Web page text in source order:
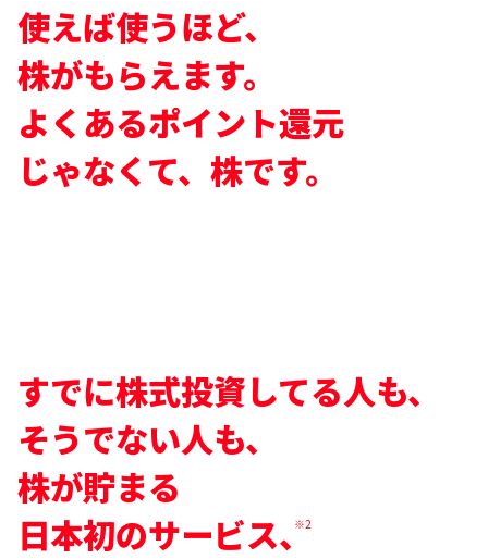
使えば使うほど、
株がもらえます。
よくあるポイント還元
じゃなくて、株です。
すでに株式投資してる人も、
そうでない人も、
株が貯まる
日本初のサービス、
※2